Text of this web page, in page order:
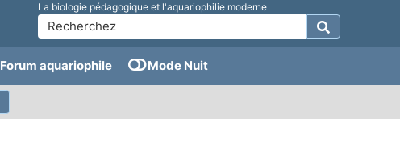
La biologie pédagogique et l'aquariophilie moderne
Forum aquariophile Mode Nuit